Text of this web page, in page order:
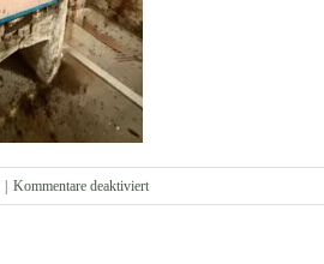
| Kommentare deaktiviertfür
Räucherofen-